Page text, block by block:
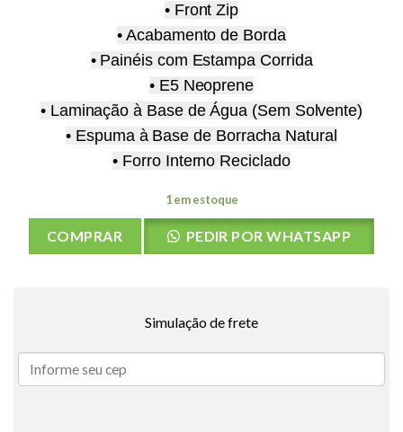
• Front Zip
• Acabamento de Borda
• Painéis com Estampa Corrida
• E5 Neoprene
• Laminação à Base de Água (Sem Solvente)
• Espuma à Base de Borracha Natural
• Forro Interno Reciclado
1 em estoque
COMPRAR PEDIR POR WHATSAPP
Simulação de frete